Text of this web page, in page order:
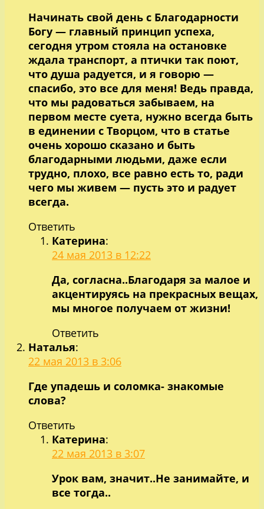
Начинать свой день с Благодарности
Богу — главный принцип успеха,
сегодня утром стояла на остановке
ждала транспорт, а птички так поют,
что душа радуется, и я говорю —
спасибо, это все для меня! Ведь правда,
что мы радоваться забываем, на
первом месте суета, нужно всегда быть
в единении с Творцом, что в статье
очень хорошо сказано и быть
благодарными людьми, даже если
трудно, плохо, все равно есть то, ради
чего мы живем — пусть это и радует
всегда.
Ответить
Катерина:
24 мая 2013 в 12:22
Да, согласна..Благодаря за малое и
акцентируясь на прекрасных вещах,
мы многое получаем от жизни!
Ответить
Наталья:
22 мая 2013 в 3:06
Где упадешь и соломка- знакомые
слова?
Ответить
Катерина:
22 мая 2013 в 3:07
Урок вам, значит..Не занимайте, и
все тогда..